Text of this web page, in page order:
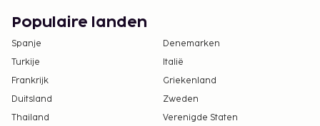
Populaire landen
Spanje
Denemarken
Turkije
Italië
Frankrijk
Griekenland
Duitsland
Zweden
Thailand
Verenigde Staten